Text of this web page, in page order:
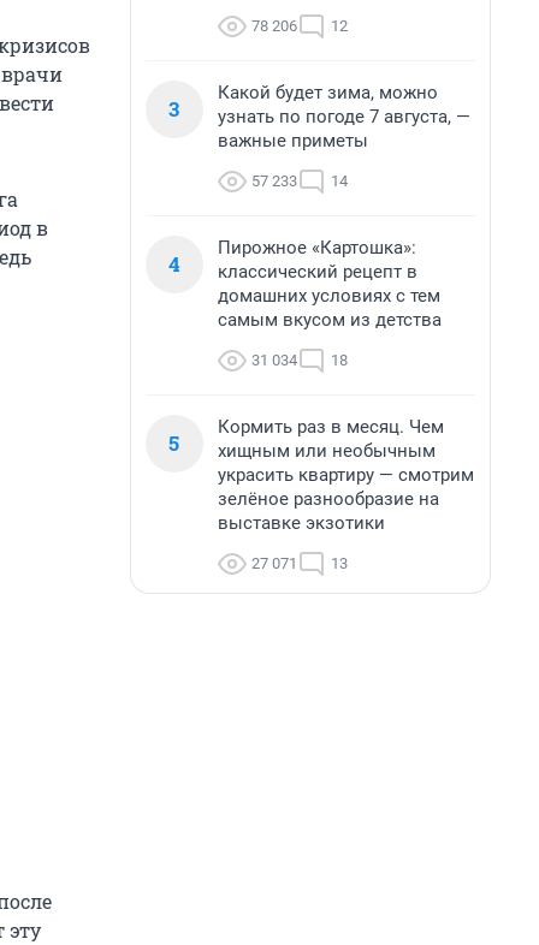
в
78 206 12
3
Какой будет зима, можно
узнать по погоде 7 августа, —
важные приметы
57 233 14
4
Пирожное «Картошка»:
классический рецепт в
домашних условиях с тем
самым вкусом из детства
31 034 18
5
Кормить раз в месяц. Чем
хищным или необычным
украсить квартиру — смотрим
зелёное разнообразие на
выставке экзотики
27 071 13